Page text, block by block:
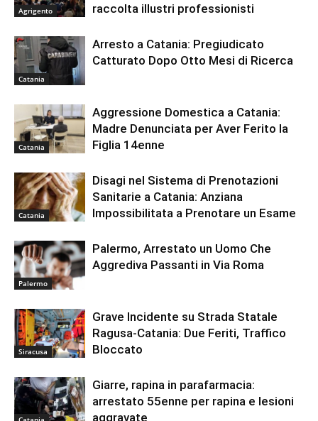
Agrigento
raccolta illustri professionisti
Catania
Arresto a Catania: Pregiudicato
Catturato Dopo Otto Mesi di Ricerca
Catania
Aggressione Domestica a Catania:
Madre Denunciata per Aver Ferito la
Figlia 14enne
Catania
Disagi nel Sistema di Prenotazioni
Sanitarie a Catania: Anziana
Impossibilitata a Prenotare un Esame
Palermo
Palermo, Arrestato un Uomo Che
Aggrediva Passanti in Via Roma
Siracusa
Grave Incidente su Strada Statale
Ragusa-Catania: Due Feriti, Traffico
Bloccato
Giarre, rapina in parafarmacia:
arrestato 55enne per rapina e lesioni
aggravate